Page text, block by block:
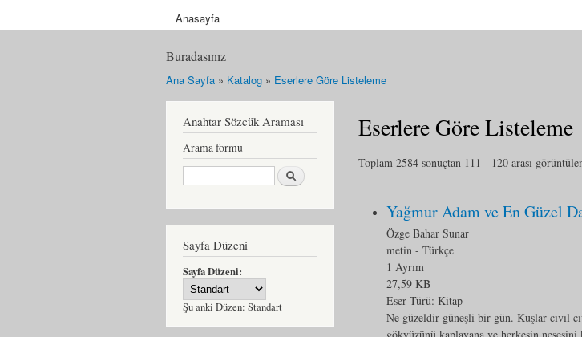
Anasayfa
Buradasınız
Ana Sayfa » Katalog » Eserlere Göre Listeleme
Anahtar Sözcük Araması
Arama formu
Ara
Sayfa Düzeni
Sayfa Düzeni:
Şu anki Düzen: Standart
Eserlere Göre Listeleme
Toplam 2584 sonuçtan 111 - 120 arası
Yağmur Adam ve En Güzel
Özge Bahar Sunar
metin - Türkçe
1 Ayrım
27,59 KB
Eser Türü: Kitap
Ne güzeldir güneşli bir gün. Kuşlar cıvıl